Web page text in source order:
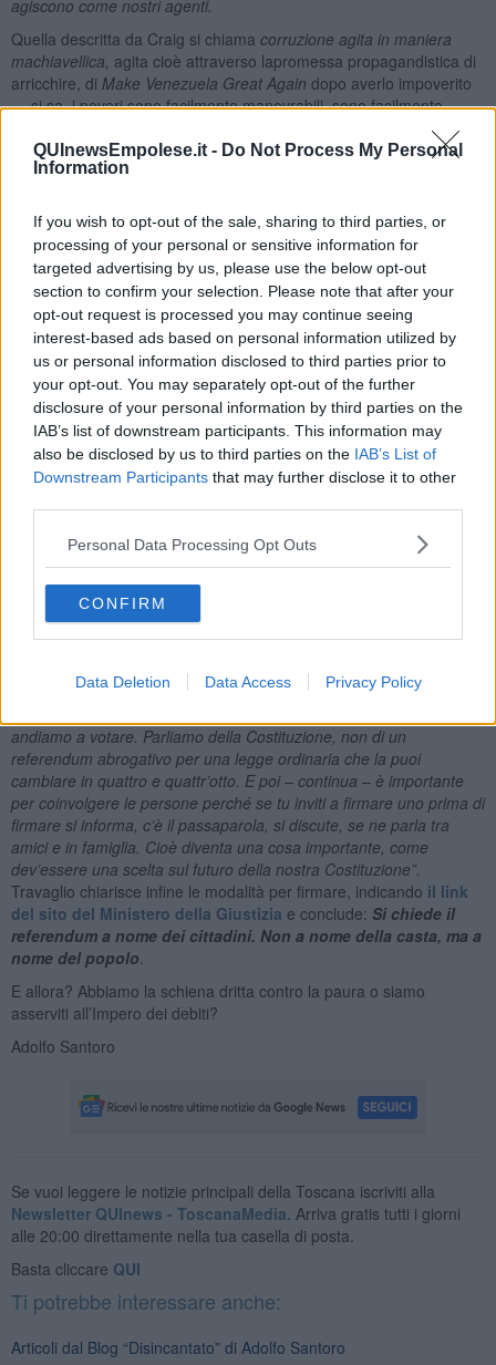
QUInewsEmpolese.it - Do Not Process My Personal
Information
If you wish to opt-out of the sale, sharing to third parties, or
processing of your personal or sensitive information for
targeted advertising by us, please use the below opt-out
section to confirm your selection. Please note that after your
opt-out request is processed you may continue seeing
interest-based ads based on personal information utilized by
us or personal information disclosed to third parties prior to
your opt-out. You may separately opt-out of the further
disclosure of your personal information by third parties on the
IAB’s list of downstream participants. This information may
also be disclosed by us to third parties on the IAB’s List of
Downstream Participants that may further disclose it to other
Personal Data Processing Opt Outs
CONFIRM
Data Deletion Data Access Privacy Policy
agiscono come nostri agenti.
Quella descritta da Craig si chiama corruzione agita in maniera
machiavellica, agita cioè attraverso lapromessa propagandistica di
arricchire, di Make Venezuela Great Again dopo averlo impoverito
… si sa, i poveri sono facilmente manovrabili, sono facilmente
La resistenza allora sta nello stare con la schiena dritta. E,
affidabile perché sorpreso ad essere imbeccato quando, in cambio
di chissà quali promesse di riduzione della pena,svelò
finanziamenti occulti ai 5stelle in Italia e a Podemosin Spagna).
Sono la schiena dritta dell’anziano giudice di New York e la
ragionevolezza dell’avvocato difensore di Maduro (che ha già
difeso Julian Assange) a portare speranza nella vicenda giudiziaria.
Ma la schiena dritta non l’hanno mostrata i governi dell’UE né nel
caso dei dazi, né in questa occasione: l’unico statista europeo che
non si è genuflesso a Trump è stato lo slovacco Robert Fico,
mentre gli altri hanno organizzato la propaganda di regime.
Che cosa possiamo fare noi, comuni cittadini? Secondo me due
cose: la prima è diffidare dei governi e dei politici dell’UE genuflessi
di sovvertire l’ordine della Costituzione.
E la prima occasione è partecipare alla raccolta delle firme, che,
tendendo a dilazionare la data del voto del prossimo referendum
sulla separazione delle carriere dei Pubblici Ministeri, anticipa il NO
al referendum. Scrive, al proposito Marco Travaglio:È
fondamentale firmare, intanto perché
senza questa raccolta firme
avrebbero già fissato la data al primo marzo. E invece con la
andiamo a votare. Parliamo della Costituzione, non di un
referendum abrogativo per una legge ordinaria che la puoi
cambiare in quattro e quattr’otto. E poi – continua – è importante
per coinvolgere le persone perché se tu inviti a firmare uno prima di
firmare si informa, c’è il passaparola, si discute, se ne parla tra
amici e in famiglia. Cioè diventa una cosa importante, come
dev’essere una scelta sul futuro della nostra Costituzione”.
Travaglio chiarisce infine le modalità per firmare, indicando il link
del sito del Ministero della Giustizia e conclude: Si chiede il
referendum a nome dei cittadini. Non a nome della casta, ma a
nome del popolo
E allora? Abbiamo la schiena dritta contro la paura o siamo
asserviti all’Impero dei debiti?
Adolfo Santoro
Se vuoi leggere le notizie principali della Toscana iscriviti alla
Newsletter QUInews - ToscanaMedia. Arriva gratis tutti i giorni
alle 20:00 direttamente nella tua casella di posta.
Basta cliccare QUI
Ti potrebbe interessare anche:
Articoli dal Blog “Disincantato” di Adolfo Santoro